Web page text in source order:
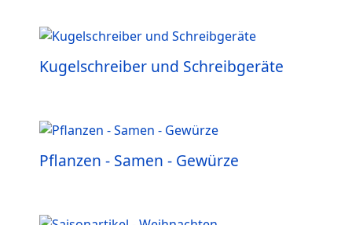
Kugelschreiber und Schreibgeräte
Pflanzen - Samen - Gewürze